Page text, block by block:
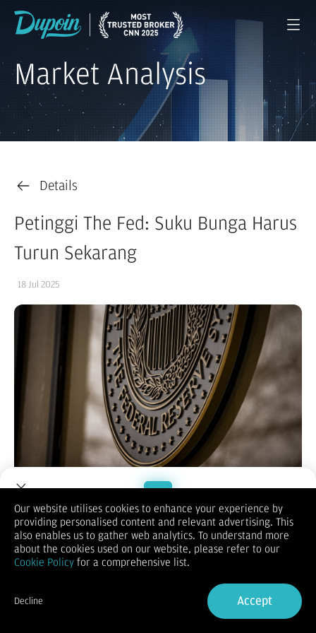
Market Analysis
Details
Petinggi The Fed: Suku Bunga Harus
Turun Sekarang
18 Jul 2025
Bisnis.com, JAKARTA — Anggota Dewan Gubernur Federal
Reserve, Christopher Waller, menilai bahwa bank sentral
Amerika Serikat tersebut harus menurunkan suku bunga The
Fed bulan ini untuk mendukung pasar tenaga kerja yang terus
menunjukkan pelemahan.
sebagian besar anggota Dewan Gubernur The Fed, yang
menilai bahwa lanskap ketenagakerjaan di Amerika Serikat
(AS) masih solid. Dia pun menilai pemotongan suku bunga The
Welcome to Dupoin.
Trade with a Trusted Broker
Sign in
Our website utilises cookies to enhance your experience by
providing personalised content and relevant advertising. This
also enables us to gather web analytics. To understand more
about the cookies used on our website, please refer to our
Cookie Policy for a comprehensive list.
Decline Accept